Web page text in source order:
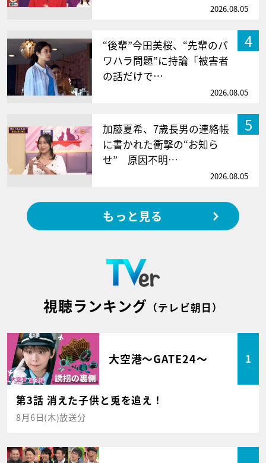
2026.08.05
4
“後輩”今田美桜、“先輩のパ
ワハラ問題”に持論「被害者
の話だけで…
2026.08.05
5
加藤夏希、7歳長男の連絡帳
に書かれた衝撃の“お知ら
せ” 原因不明…
2026.08.05
もっと見る
視聴ランキング （テレビ朝日）
大空港～GATE24～ 1
第3話 消えた子供と兎を追え！
8月6日(木)放送分